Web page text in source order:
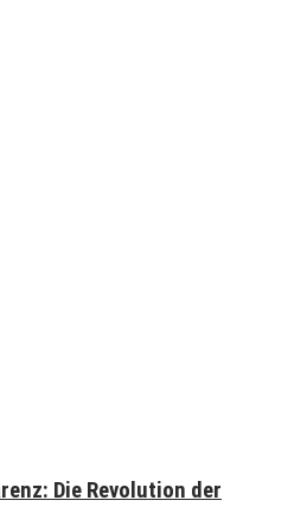
Die Revolution der